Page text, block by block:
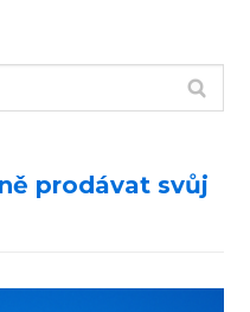
prodávat svůj